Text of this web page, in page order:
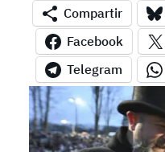
Compartir
Facebook
Telegram